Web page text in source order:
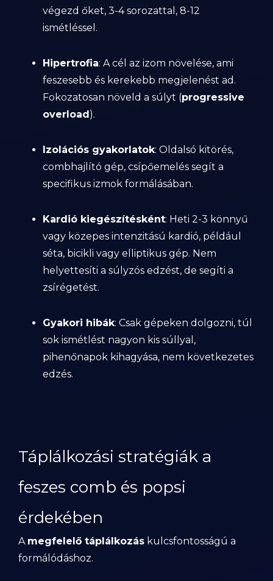
végezd őket, 3-4 sorozattal, 8-12
ismétléssel.
Hipertrofia: A cél az izom növelése, ami
feszesebb és kerekebb megjelenést ad.
Fokozatosan növeld a súlyt (progressive
overload).
Izolációs gyakorlatok: Oldalsó kitörés,
combhajlító gép, csípőemelés segít a
specifikus izmok formálásában.
Kardió kiegészítésként: Heti 2-3 könnyű
vagy közepes intenzitású kardió, például
séta, bicikli vagy elliptikus gép. Nem
helyettesíti a súlyzós edzést, de segíti a
zsírégetést.
Gyakori hibák: Csak gépeken dolgozni, túl
sok ismétlést nagyon kis súllyal,
pihenőnapok kihagyása, nem következetes
edzés.
Táplálkozási stratégiák a
feszes comb és popsi
érdekében
A megfelelő táplálkozás kulcsfontosságú a
formálódáshoz.